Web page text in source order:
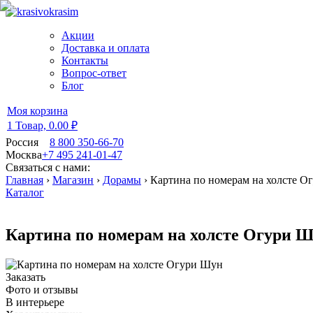
Акции
Доставка и оплата
Контакты
Вопрос-ответ
Блог
Моя корзина
1 Товар, 0.00 ₽
Россия
8 800 350-66-70
Москва+7 495 241-01-47
Связаться с нами:
Главная › Магазин › Дорамы › Картина по номерам на холсте
Каталог
Картина по номерам на холсте Огури
Заказать
Фото и отзывы
В интерьере